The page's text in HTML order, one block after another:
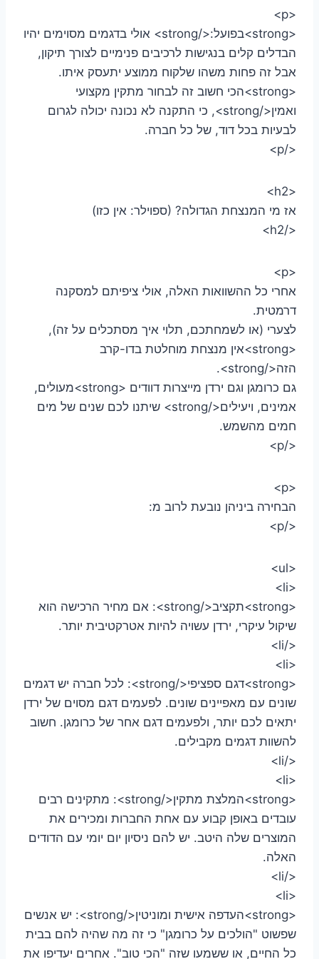
<p>
<strong>בפועל:</strong> אולי בדגמים מסוימים יהיו
הבדלים קלים בנגישות לרכיבים פנימיים לצורך תיקון,
אבל זה פחות משהו שלקוח ממוצע יתעסק איתו.
<strong>הכי חשוב זה לבחור מתקין מקצועי
ואמין</strong>, כי התקנה לא נכונה יכולה לגרום
לבעיות בכל דוד, של כל חברה.
</p>
<h2>
אז מי המנצחת הגדולה? (ספוילר: אין כזו)
</h2>
<p>
אחרי כל ההשוואות האלה, אולי ציפיתם למסקנה
דרמטית.
לצערי (או לשמחתכם, תלוי איך מסתכלים על זה),
<strong>אין מנצחת מוחלטת בדו-קרב
הזה</strong>.
גם כרומגן וגם ירדן מייצרות דוודים <strong>מעולים,
אמינים, ויעילים</strong> שיתנו לכם שנים של מים
חמים מהשמש.
</p>
<p>
הבחירה ביניהן נובעת לרוב מ:
</p>
<ul>
<li>
<strong>תקציב</strong>: אם מחיר הרכישה הוא
שיקול עיקרי, ירדן עשויה להיות אטרקטיבית יותר.
</li>
<li>
<strong>דגם ספציפי</strong>: לכל חברה יש דגמים
שונים עם מאפיינים שונים. לפעמים דגם מסוים של ירדן
יתאים לכם יותר, ולפעמים דגם אחר של כרומגן. חשוב
להשוות דגמים מקבילים.
</li>
<li>
<strong>המלצת מתקין</strong>: מתקינים רבים
עובדים באופן קבוע עם אחת החברות ומכירים את
המוצרים שלה היטב. יש להם ניסיון יום יומי עם הדודים
האלה.
</li>
<li>
<strong>העדפה אישית ומוניטין</strong>: יש אנשים
שפשוט "הולכים על כרומגן" כי זה מה שהיה להם בבית
כל החיים, או ששמעו שזה "הכי טוב". אחרים יעדיפו את